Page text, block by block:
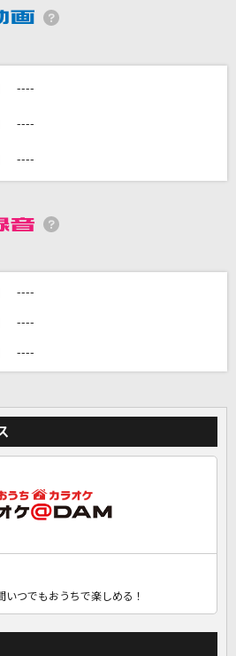
最新情報をチェック！
----
----
----
----
----
----
いつでもおうちで楽しめる！